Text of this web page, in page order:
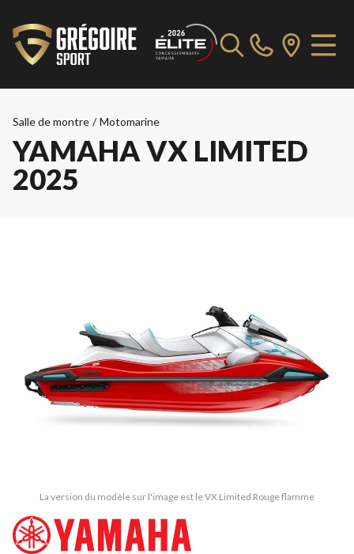
Salle de montre / Motomarine
YAMAHA VX LIMITED
2025
La version du modèle sur l'image est le VX Limited Rouge flamme